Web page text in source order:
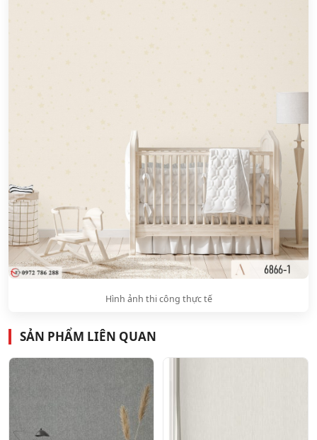
Hình ảnh thi công thực tế
SẢN PHẨM LIÊN QUAN